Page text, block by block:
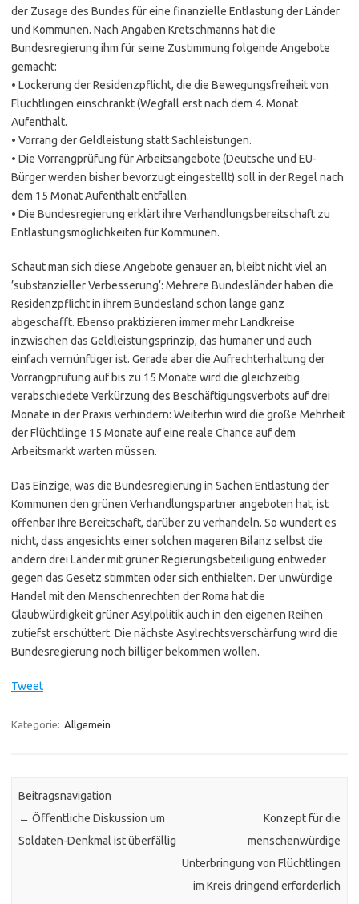
der Zusage des Bundes für eine finanzielle Entlastung der Länder
und Kommunen. Nach Angaben Kretschmanns hat die
Bundesregierung ihm für seine Zustimmung folgende Angebote
gemacht:
• Lockerung der Residenzpflicht, die die Bewegungsfreiheit von
Flüchtlingen einschränkt (Wegfall erst nach dem 4. Monat
Aufenthalt.
• Vorrang der Geldleistung statt Sachleistungen.
• Die Vorrangprüfung für Arbeitsangebote (Deutsche und EU-
Bürger werden bisher bevorzugt eingestellt) soll in der Regel nach
dem 15 Monat Aufenthalt entfallen.
• Die Bundesregierung erklärt ihre Verhandlungsbereitschaft zu
Entlastungsmöglichkeiten für Kommunen.
Schaut man sich diese Angebote genauer an, bleibt nicht viel an
’substanzieller Verbesserung‘: Mehrere Bundesländer haben die
Residenzpflicht in ihrem Bundesland schon lange ganz
abgeschafft. Ebenso praktizieren immer mehr Landkreise
inzwischen das Geldleistungsprinzip, das humaner und auch
einfach vernünftiger ist. Gerade aber die Aufrechterhaltung der
Vorrangprüfung auf bis zu 15 Monate wird die gleichzeitig
verabschiedete Verkürzung des Beschäftigungsverbots auf drei
Monate in der Praxis verhindern: Weiterhin wird die große Mehrheit
der Flüchtlinge 15 Monate auf eine reale Chance auf dem
Arbeitsmarkt warten müssen.
Das Einzige, was die Bundesregierung in Sachen Entlastung der
Kommunen den grünen Verhandlungspartner angeboten hat, ist
offenbar Ihre Bereitschaft, darüber zu verhandeln. So wundert es
nicht, dass angesichts einer solchen mageren Bilanz selbst die
andern drei Länder mit grüner Regierungsbeteiligung entweder
gegen das Gesetz stimmten oder sich enthielten. Der unwürdige
Handel mit den Menschenrechten der Roma hat die
Glaubwürdigkeit grüner Asylpolitik auch in den eigenen Reihen
zutiefst erschüttert. Die nächste Asylrechtsverschärfung wird die
Bundesregierung noch billiger bekommen wollen.
Tweet
Kategorie: Allgemein
Beitragsnavigation
← Öffentliche Diskussion um
Soldaten-Denkmal ist überfällig
Konzept für die
menschenwürdige
Unterbringung von Flüchtlingen
im Kreis dringend erforderlich